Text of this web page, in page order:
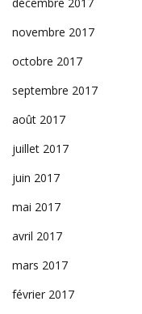
novembre 2017
octobre 2017
septembre 2017
août 2017
juillet 2017
juin 2017
mai 2017
avril 2017
mars 2017
février 2017